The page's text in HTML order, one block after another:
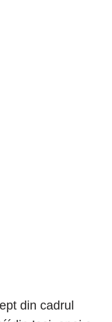
din cadrul